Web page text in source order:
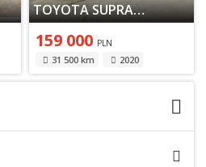
TOYOTA SUPRA V 2020
159 000 PLN
31 500 km 2020